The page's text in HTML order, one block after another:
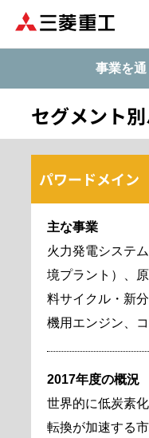
ン
事業を通
セグメント
パワードメイン
主な事業
火力発電システ
境プラント）、
料サイクル・新
機用エンジン、
2017年度の概況
世界的に低炭素
転換が加速する